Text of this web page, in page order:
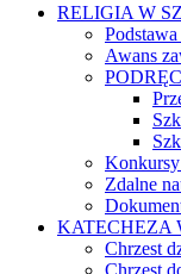
RELIGIA W
Awans
Zdalne
KATECHEZA
Chrzest
Chrzest